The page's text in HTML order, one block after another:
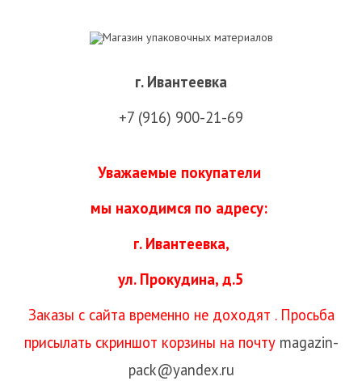
г. Ивантеевка
+7 (916) 900-21-69
Уважаемые покупатели
мы находимся по адресу:
г. Ивантеевка,
ул. Прокудина, д.5
Заказы с сайта временно не доходят . Просьба
присылать скриншот корзины на почту magazin-
pack@yandex.ru